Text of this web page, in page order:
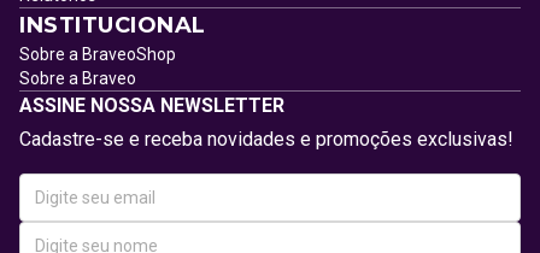
INSTITUCIONAL
Sobre a BraveoShop
Sobre a Braveo
ASSINE NOSSA NEWSLETTER
Cadastre-se e receba novidades e promoções exclusivas!